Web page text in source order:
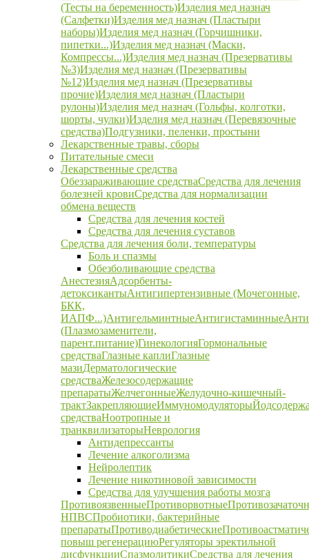
(Тесты на беременность)Изделия мед назнач
(Салфетки)Изделия мед назнач (Пластыри
наборы)Изделия мед назнач (Горчишники,
пипетки...)Изделия мед назнач (Маски,
Компрессы...)Изделия мед назнач (Презервативы
№3)Изделия мед назнач (Презервативы
№12)Изделия мед назнач (Презервативы
прочие)Изделия мед назнач (Пластыри
рулоны)Изделия мед назнач (Гольфы, колготки,
шорты, чулки)Изделия мед назнач (Перевязочные
средства)Подгузники, пеленки, простыни
Лекарственные травы, сборы
Питательные смеси
Лекарственные средства
Обеззараживающие средстваСредства для лечения
болезней кровиСредства для нормализации
обмена веществ
Средства для лечения костей
Средства для лечения суставов
Средства для лечения боли, температуры
Боль и спазмы
Обезболивающие средства
АнестезияАдсорбенты-
детоксикантыАнтигипертензивные (Мочегонные,
БКК,
ИАПФ...)АнтигельминтныеАнтигистаминные
(Плазмозаменители,
парент.питание)ГинекологияГормональные
средстваГлазные каплиГлазные
мазиДерматологические
средстваЖелезосодержащие
препаратыЖелчегонныеЖелудочно-кишечный-
трактЗакрепляющиеИммуномодуляторы
средстваНоотропные и
транквилизаторыНеврология
Антидепрессанты
Лечение алкоголизма
Нейролептик
Лечение никотиновой зависимости
Средства для улучшения работы мозга
ПротивоязвенныеПротиворвотные
НПВСПробиотики, бактерийные
препаратыПротиводиабетические
повыш регенерациюРегуляторы эректильной
дисфункцииСпазмолитикиСредства для лечения